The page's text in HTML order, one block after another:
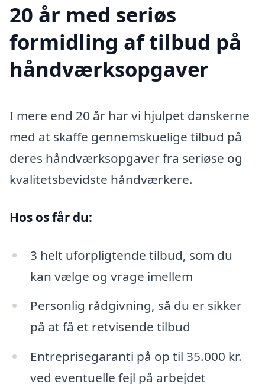
20 år med seriøs
formidling af tilbud på
håndværksopgaver
I mere end 20 år har vi hjulpet danskerne
med at skaffe gennemskuelige tilbud på
deres håndværksopgaver fra seriøse og
kvalitetsbevidste håndværkere.
Hos os får du:
3 helt uforpligtende tilbud, som du
kan vælge og vrage imellem
Personlig rådgivning, så du er sikker
på at få et retvisende tilbud
Entreprisegaranti på op til 35.000 kr.
ved eventuelle fejl på arbejdet